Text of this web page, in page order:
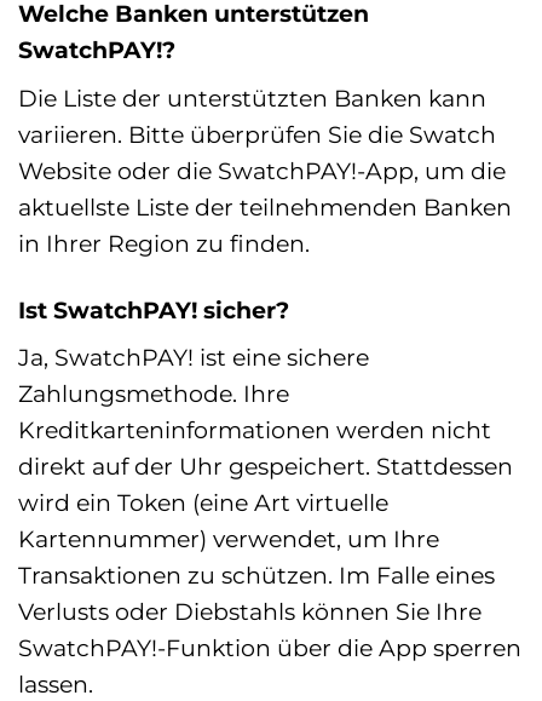
Welche Banken unterstützen
SwatchPAY!?
Die Liste der unterstützten Banken kann
variieren. Bitte überprüfen Sie die Swatch
Website oder die SwatchPAY!-App, um die
aktuellste Liste der teilnehmenden Banken
in Ihrer Region zu finden.
Ist SwatchPAY! sicher?
Ja, SwatchPAY! ist eine sichere
Zahlungsmethode. Ihre
Kreditkarteninformationen werden nicht
direkt auf der Uhr gespeichert. Stattdessen
wird ein Token (eine Art virtuelle
Kartennummer) verwendet, um Ihre
Transaktionen zu schützen. Im Falle eines
Verlusts oder Diebstahls können Sie Ihre
SwatchPAY!-Funktion über die App sperren
lassen.